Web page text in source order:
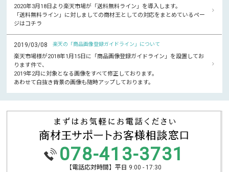
2020年3月18日より楽天市場が「送料無料ライン」を導入します。
「送料無料ライン」に対しましての商材王としての対応をまとめているペー
ジはコチラ
2019/03/08 楽天の「商品画像登録ガイドライン」について
楽天市場様が2018年1月15日に「商品画像登録ガイドライン」を設置してお
ります件で、
2019年2月に対象となる画像をすべて修正しております。
あわせて白抜き背景の画像も随時アップしております。
078-413-3731
【電話応対時間】平日 9:00 - 17:30